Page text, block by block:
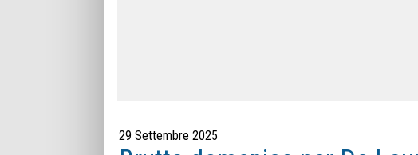
29 Settembre 2025